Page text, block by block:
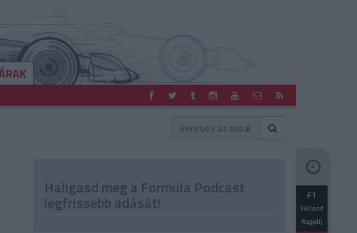
Hallgasd meg a Formula Podcast
legfrissebb adását! F1
Holland
Nagydíj